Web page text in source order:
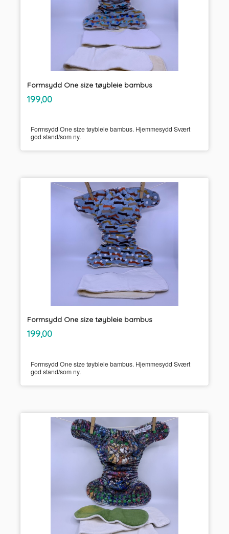
Formsydd One size tøybleie bambus
Pris
199,00mva.
Formsydd One size tøybleie bambus. Hjemmesydd Svært
god stand/som ny.
Formsydd One size tøybleie bambus
Pris
199,00mva.
Formsydd One size tøybleie bambus. Hjemmesydd Svært
god stand/som ny.